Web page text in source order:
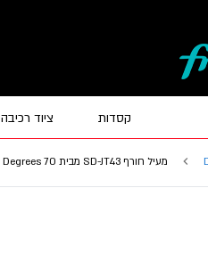
קסדות ציוד רכיבה
מעיל חורף SD-JT43 מבית 70 Degrees